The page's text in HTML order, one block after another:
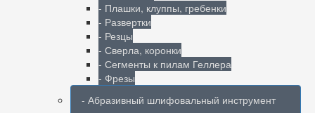
- Плашки, клуппы, гребенки
- Развертки
- Резцы
- Сверла, коронки
- Сегменты к пилам Геллера
- Фрезы
- Абразивный шлифовальный инструмент